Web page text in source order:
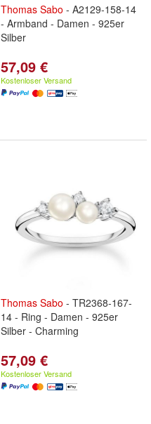
Thomas Sabo - A2129-158-14
- Armband - Damen - 925er
Silber
57,09 €
Kostenloser Versand
Thomas Sabo - TR2368-167-
14 - Ring - Damen - 925er
Silber - Charming
57,09 €
Kostenloser Versand